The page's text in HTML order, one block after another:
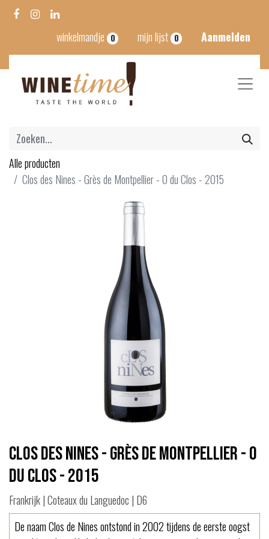
winkelmandje 0 mijn lijst 0 Aanmelden
Alle producten
Clos des Nines - Grès de Montpellier - O du Clos - 2015
Clos des Nines - Grès de Montpellier - O
du Clos - 2015
Frankrijk | Coteaux du Languedoc | D6
De naam Clos de Nines ontstond in 2002 tijdens de eerste oogst